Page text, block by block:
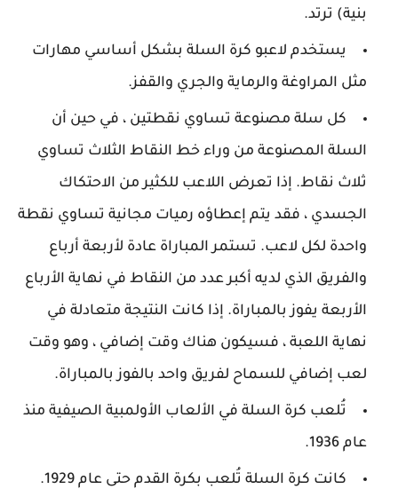
بنية) ترتد.
يستخدم لاعبو كرة السلة بشكل أساسي مهارات
مثل المراوغة والرماية والجري والقفز.
كل سلة مصنوعة تساوي نقطتين ، في حين أن
السلة المصنوعة من وراء خط النقاط الثلاث تساوي
ثلاث نقاط. إذا تعرض اللاعب للكثير من الاحتكاك
الجسدي ، فقد يتم إعطاؤه رميات مجانية تساوي نقطة
واحدة لكل لاعب. تستمر المباراة عادة لأربعة أرباع
والفريق الذي لديه أكبر عدد من النقاط في نهاية الأرباع
الأربعة يفوز بالمباراة. إذا كانت النتيجة متعادلة في
نهاية اللعبة ، فسيكون هناك وقت إضافي ، وهو وقت
لعب إضافي للسماح لفريق واحد بالفوز بالمباراة.
تُلعب كرة السلة في الألعاب الأولمبية الصيفية منذ
عام 1936.
كانت كرة السلة تُلعب بكرة القدم حتى عام 1929.